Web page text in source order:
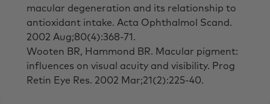
macular degeneration and its relationship to
antioxidant intake. Acta Ophthalmol Scand.
2002 Aug;80(4):368-71.
Wooten BR, Hammond BR. Macular pigment:
influences on visual acuity and visibility. Prog
Retin Eye Res. 2002 Mar;21(2):225-40.